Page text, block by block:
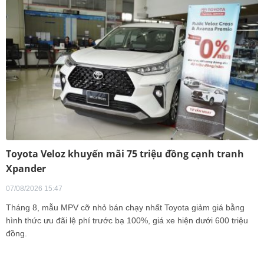
Toyota Veloz khuyến mãi 75 triệu đồng cạnh tranh
Xpander
07/08/2026 15:47
Tháng 8, mẫu MPV cỡ nhỏ bán chạy nhất Toyota giảm giá bằng
hình thức ưu đãi lệ phí trước bạ 100%, giá xe hiện dưới 600 triệu
đồng.